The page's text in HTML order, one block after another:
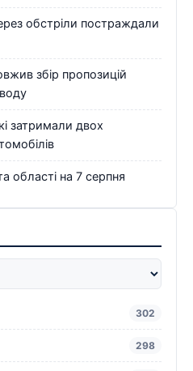
обстріли постраждали
збір пропозицій
затримали двох
області на 7 серпня
302
298